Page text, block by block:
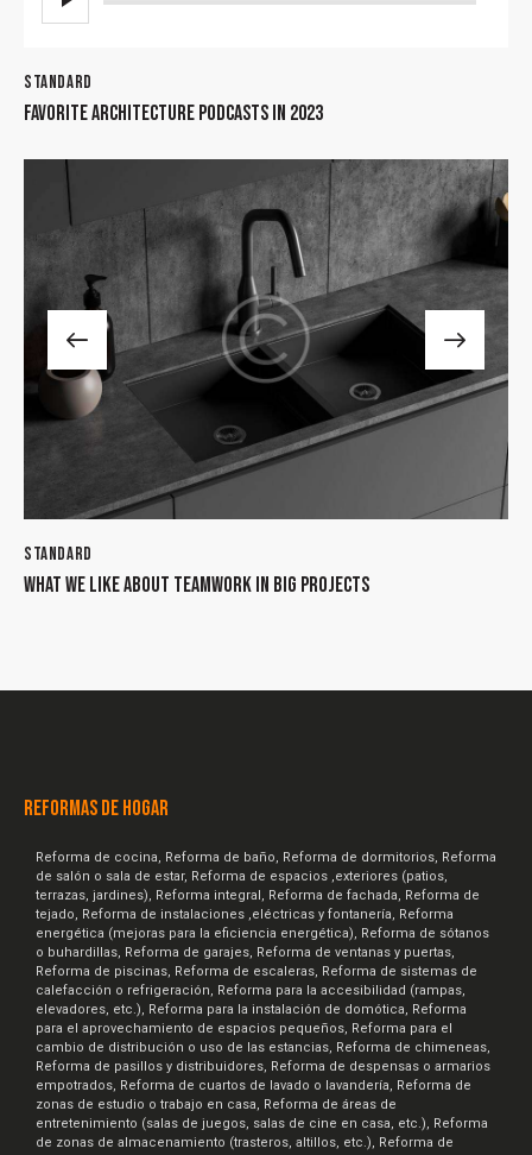
STANDARD
FAVORITE ARCHITECTURE PODCASTS IN 2023
STANDARD
WHAT WE LIKE ABOUT TEAMWORK IN BIG PROJECTS
REFORMAS DE HOGAR
Reforma de cocina, Reforma de baño, Reforma de dormitorios, Reforma
de salón o sala de estar, Reforma de espacios ,exteriores (patios,
terrazas, jardines), Reforma integral, Reforma de fachada, Reforma de
tejado, Reforma de instalaciones ,eléctricas y fontanería, Reforma
energética (mejoras para la eficiencia energética), Reforma de sótanos
o buhardillas, Reforma de garajes, Reforma de ventanas y puertas,
Reforma de piscinas, Reforma de escaleras, Reforma de sistemas de
calefacción o refrigeración, Reforma para la accesibilidad (rampas,
elevadores, etc.), Reforma para la instalación de domótica, Reforma
para el aprovechamiento de espacios pequeños, Reforma para el
cambio de distribución o uso de las estancias, Reforma de chimeneas,
Reforma de pasillos y distribuidores, Reforma de despensas o armarios
empotrados, Reforma de cuartos de lavado o lavandería, Reforma de
zonas de estudio o trabajo en casa, Reforma de áreas de
entretenimiento (salas de juegos, salas de cine en casa, etc.), Reforma
de zonas de almacenamiento (trasteros, altillos, etc.), Reforma de